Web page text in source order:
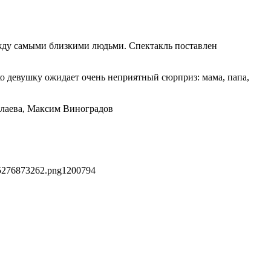
самыми близкими людьми. Спектакль поставлен
девушку ожидает очень неприятный сюрприз: мама, папа,
Максим Виноградов
1200794